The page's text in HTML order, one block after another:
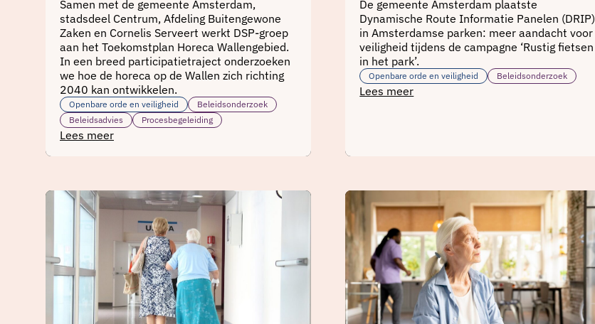
Samen met de gemeente Amsterdam,
stadsdeel Centrum, Afdeling Buitengewone
Zaken en Cornelis Serveert werkt DSP-groep
aan het Toekomstplan Horeca Wallengebied.
In een breed participatietraject onderzoeken
we hoe de horeca op de Wallen zich richting
2040 kan ontwikkelen.
Openbare orde en veiligheid
Beleidsonderzoek
Beleidsadvies
Procesbegeleiding
Lees meer
De gemeente Amsterdam plaatste
Dynamische Route Informatie Panelen (DRIP)
in Amsterdamse parken: meer aandacht voor
veiligheid tijdens de campagne ‘Rustig fietsen
in het park’.
Openbare orde en veiligheid Beleidsonderzoek
Lees meer